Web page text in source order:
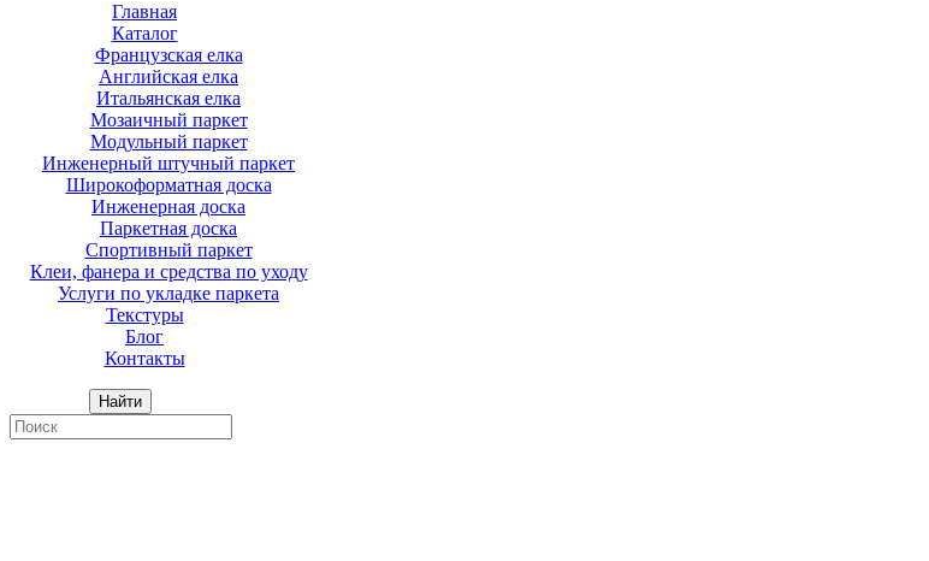
Главная
Каталог
Французская елка
Английская елка
Итальянская елка
Мозаичный паркет
Модульный паркет
Инженерный штучный паркет
Широкоформатная доска
Инженерная доска
Паркетная доска
Спортивный паркет
Клеи, фанера и средства по уходу
Услуги по укладке паркета
Текстуры
Блог
Контакты
Найти